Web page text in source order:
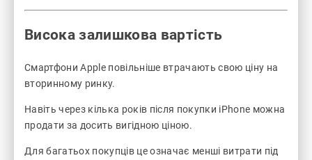
Висока залишкова вартість
Смартфони Apple повільніше втрачають свою ціну на
вторинному ринку.
Навіть через кілька років після покупки iPhone можна
продати за досить вигідною ціною.
Для багатьох покупців це означає менші витрати під